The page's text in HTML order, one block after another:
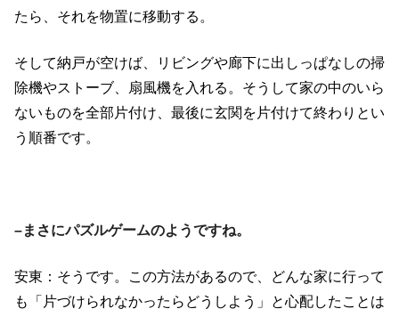
たら、それを物置に移動する。
そして納戸が空けば、リビングや廊下に出しっぱなしの掃
除機やストーブ、扇風機を入れる。そうして家の中のいら
ないものを全部片付け、最後に玄関を片付けて終わりとい
う順番です。
–まさにパズルゲームのようですね。
安東：そうです。この方法があるので、どんな家に行って
も「片づけられなかったらどうしよう」と心配したことは